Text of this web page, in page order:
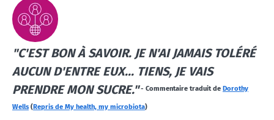
"C'EST BON À SAVOIR. JE N'AI JAMAIS TOLÉRÉ
AUCUN D'ENTRE EUX... TIENS, JE VAIS
PRENDRE MON SUCRE." - Commentaire traduit de Dorothy
Wells(Repris de My health, my microbiota)
Légèrement
pétillant,
acidulé et
naturellement
riche en
micro-
organismes
kéfir séduit de
Vous êtes
plutôt
yaourt,
fromage
blanc ou
skyr ? Ces
spécialités
et fertilité :